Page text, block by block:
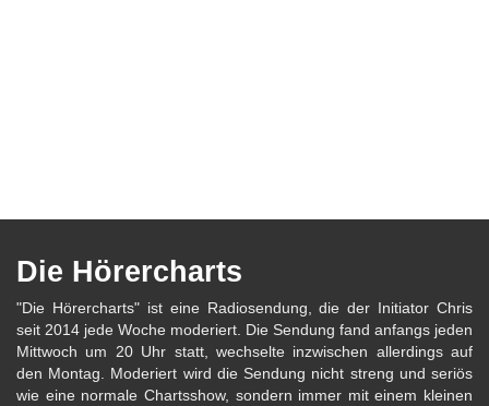
Die Hörercharts
"Die Hörercharts" ist eine Radiosendung, die der Initiator Chris
seit 2014 jede Woche moderiert. Die Sendung fand anfangs jeden
Mittwoch um 20 Uhr statt, wechselte inzwischen allerdings auf
den Montag. Moderiert wird die Sendung nicht streng und seriös
wie eine normale Chartsshow, sondern immer mit einem kleinen